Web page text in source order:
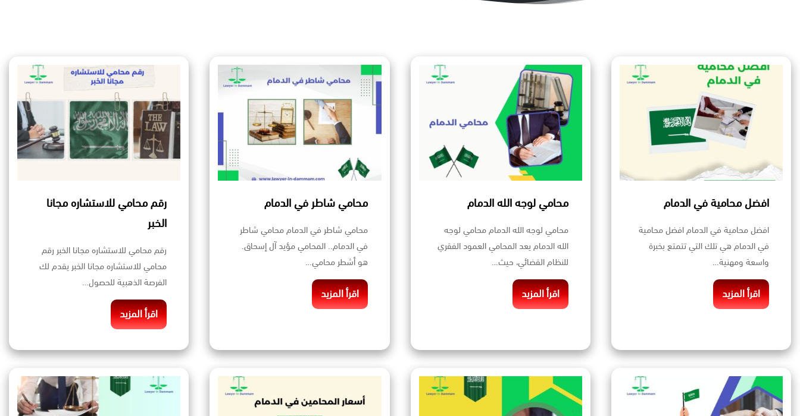
افضل محامية في الدمام
افضل محامية في الدمام افضل محامية
في الدمام هي تلك التي تتمتع بخبرة
واسعة ومهنية…
اقرأ المزيد
محامي لوجه الله الدمام
محامي لوجه الله الدمام محامي لوجه
الله الدمام يعد المحامي العمود الفقري
للنظام القضائي، حيث…
اقرأ المزيد
محامي شاطر في الدمام
محامي شاطر في الدمام محامي شاطر
في الدمام.. المحامي مؤيد آل إسحاق.
هو أشطر محامي…
اقرأ المزيد
رقم محامي للاستشاره مجانا
الخبر
رقم محامي للاستشاره مجانا الخبر رقم
محامي للاستشاره مجانا الخبر يقدم لك
الفرصة الذهبية للحصول…
اقرأ المزيد